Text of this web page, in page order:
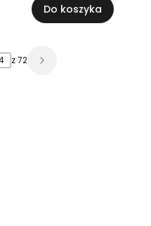
Do koszyka
z 72